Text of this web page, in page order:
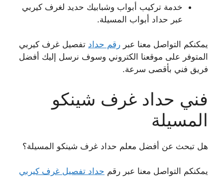
خدمة تركيب أبواب وشبابيك حديد لغرف كيربي
عبر حداد أبواب المسيلة.
يمكنكم التواصل معنا عبر رقم حداد تفصيل غرف كيربي
المتوفر على موقعنا الكتروني وسوف نرسل إليك أفضل
فريق فني بأقصى سرعة.
فني حداد غرف شينكو
المسيلة
هل تبحث عن أفضل معلم حداد غرف شينكو المسيلة؟
يمكنكم التواصل معنا عبر رقم حداد تفصيل غرف كيربي